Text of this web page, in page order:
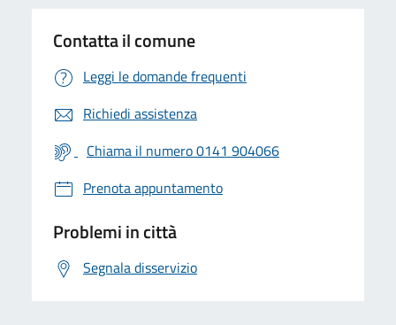
Contatta il comune
Leggi le domande frequenti
Richiedi assistenza
Chiama il numero 0141 904066
Prenota appuntamento
Problemi in città
Segnala disservizio